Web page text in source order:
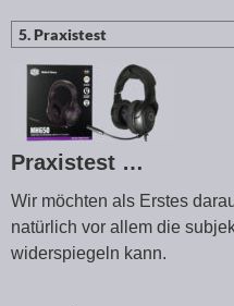
Praxistest …
Wir möchten als Erstes
natürlich vor allem die
widerspiegeln kann.